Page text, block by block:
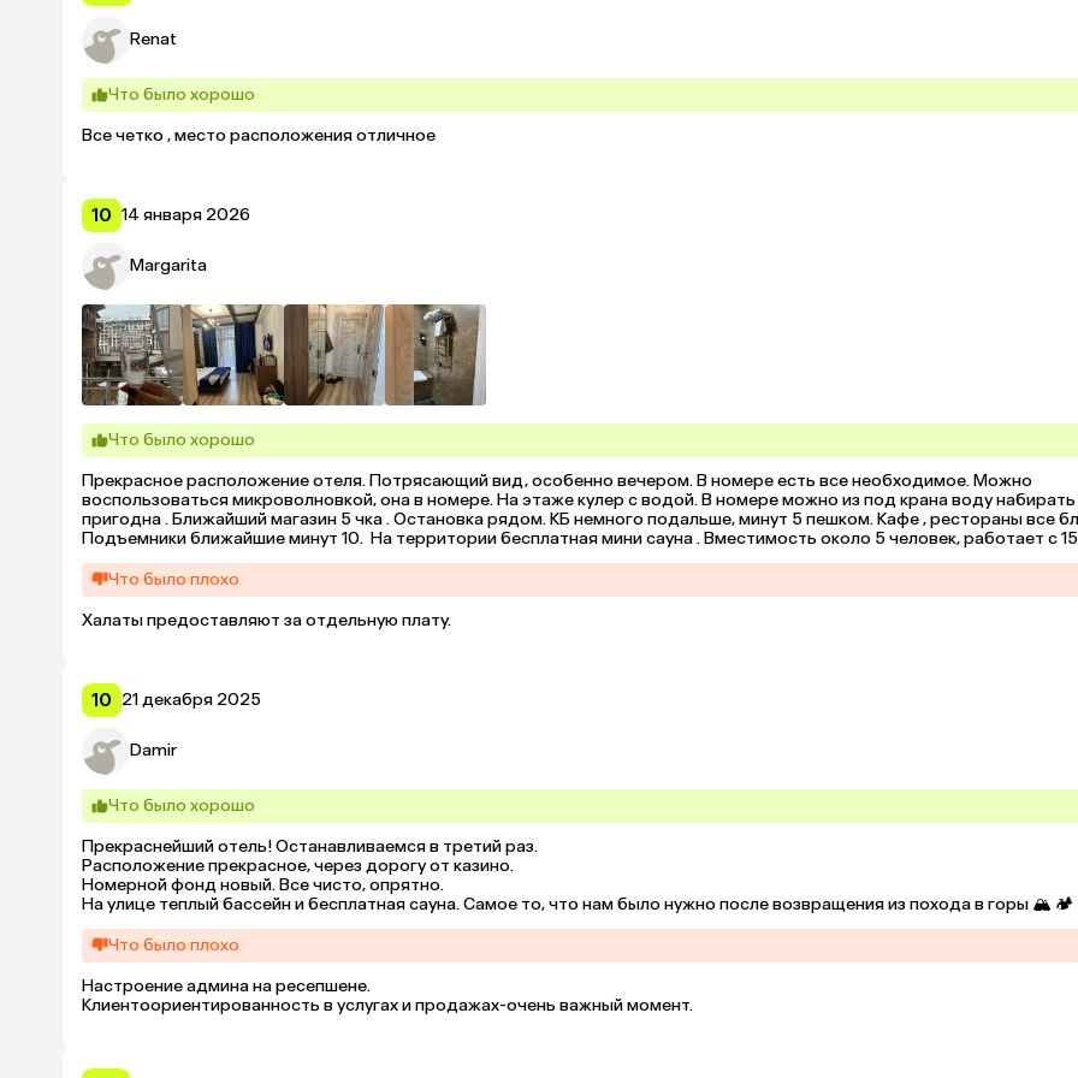
Renat
Что было хорошо
Все четко , место расположения отличное
10 14 января 2026
Margarita
Что было хорошо
Прекрасное расположение отеля. Потрясающий вид, особенно вечером. В номере есть все необходимое. Можно
воспользоваться микроволновкой, она в номере. На этаже кулер с водой. В номере можно из под крана воду набирать
пригодна . Ближайший магазин 5 чка . Остановка рядом. КБ немного подальше, минут 5 пешком. Кафе , рестораны все
Подъемники ближайшие минут 10.  На территории бесплатная мини сауна . Вместимость около 5 человек, работает с
нем находиться. Также порадовало раннее заселение без доп.платы. Персонал приветливый и гостеприимный. Для 3
все супер.
Что было плохо
Халаты предоставляют за отдельную плату.
10 21 декабря 2025
Damir
Что было хорошо
Прекраснейший отель! Останавливаемся в третий раз.
Расположение прекрасное, через дорогу от казино.
Номерной фонд новый. Все чисто, опрятно.
На улице теплый бассейн и бесплатная сауна. Самое то, что нам было нужно после возвращения из похода в горы 🏔️ 🏕️
Что было плохо
Настроение админа на ресепшене.
Клиентоориентированность в услугах и продажах-очень важный момент.